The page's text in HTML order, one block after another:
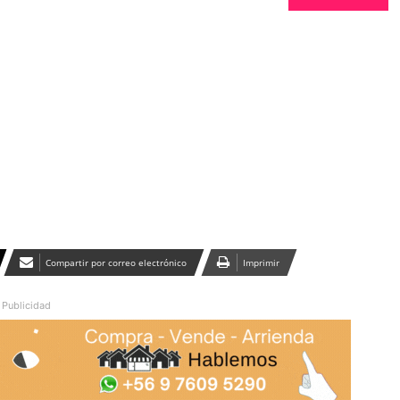
Compartir por correo electrónico Imprimir
Publicidad